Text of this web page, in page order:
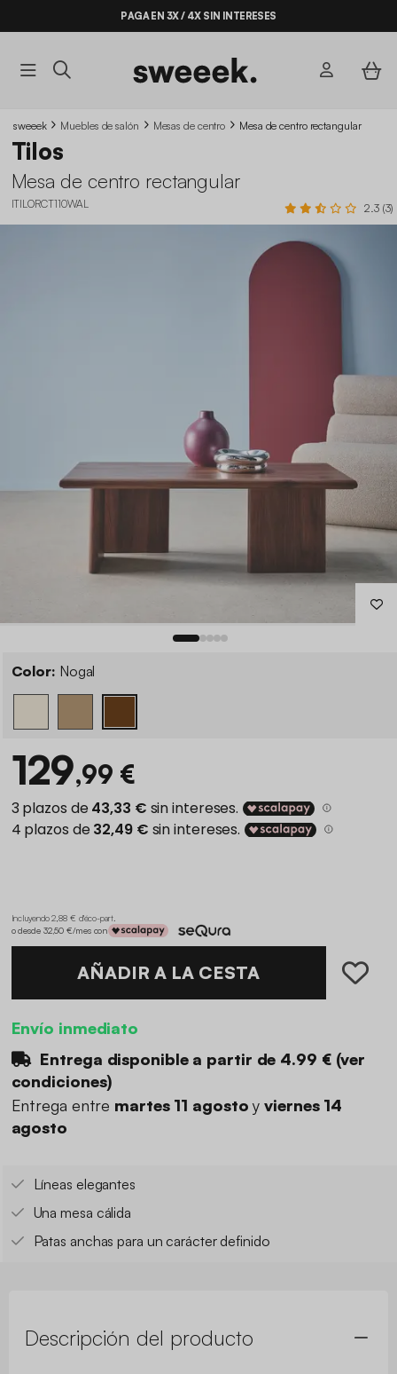
PAGA EN 3X / 4X SIN INTERESES
BYE BYE STOCK HASTA -70%*
sweeek Muebles de salón Mesas de centro Mesa de centro rectangular
Tilos
Mesa de centro rectangular
ITILORCT110WAL 2.3 (3)
Color: Nogal
129,99 €
Incluyendo 2,88 € d'éco-part.
o desde 32,50 €/mes con
AÑADIR A LA CESTA
Envío inmediato
Entrega disponible a partir de 4.99 €(ver
condiciones)
Entrega entre martes 11 agostoyviernes 14
agosto
Líneas elegantes
Una mesa cálida
Patas anchas para un carácter definido
Descripción del producto